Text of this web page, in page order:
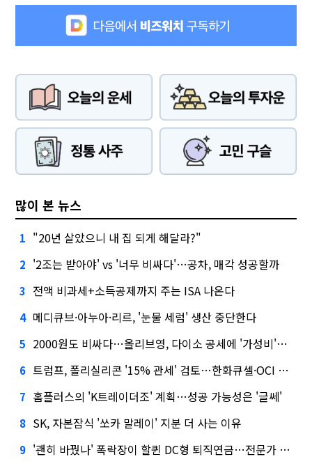
많이 본 뉴스
1 "20년 살았으니 내 집 되게 해달라?"
2 '2조는 받아야' vs '너무 비싸다'…공차, 매각 성공할까
3 전액 비과세+소득공제까지 주는 ISA 나온다
4 메디큐브·아누아·리르, '눈물 세럼' 생산 중단한다
5 2000원도 비싸다…올리브영, 다이소 공세에 '가성비'로 맞불
6 트럼프, 폴리실리콘 '15% 관세' 검토…한화큐셀·OCI 영향은?
7 홈플러스의 'K트레이더조' 계획…성공 가능성은 '글쎄'
8 SK, 자본잠식 '쏘카 말레이' 지분 더 사는 이유
9 '괜히 바꿨나' 폭락장이 할퀸 DC형 퇴직연금…전문가 조언은